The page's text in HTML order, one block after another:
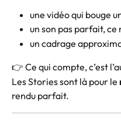
une vidéo qui bouge
un son pas parfait, ce
un cadrage
👉 Ce qui compte, c’est
Les Stories sont là pour le
rendu parfait.